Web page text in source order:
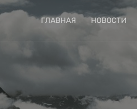
ГЛАВНАЯ НОВОСТИ